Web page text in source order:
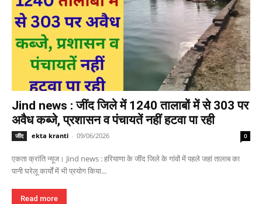
Jind news : जींद जिले में 1240 तालाबों में से 303 पर
अवैध कब्जे, प्रशासन व पंचायतें नहीं हटवा पा रही
जींद ekta kranti - 09/06/2026 0
एकता क्रांति न्यूज। Jind news : हरियाणा के जींद जिले के गांवों में पहले जहां तालाब का
पानी घरेलू कार्यों में भी प्रयोग किया...
Read more